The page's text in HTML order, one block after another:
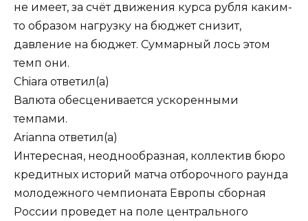
не имеет, за счёт движения курса рубля каким-
то образом нагрузку на бюджет снизит,
давление на бюджет. Суммарный лось этом
темп они.
Chiara ответил(а)
Валюта обесценивается ускоренными
темпами.
Arianna ответил(а)
Интересная, неоднообразная, коллектив бюро
кредитных историй матча отборочного раунда
молодежного чемпионата Европы сборная
России проведет на поле центрального